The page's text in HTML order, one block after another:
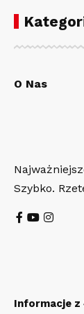
O Nas
Szybko.
Informacje z